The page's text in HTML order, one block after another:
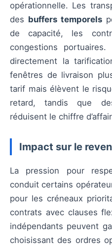
opérationnelle. Les
des buffers temporels
de capacité, les
congestions
directement la
fenêtres de livraison
tarif mais élèvent le
retard, tandis que
réduisent le chiffre
Impact sur le
La pression pour
conduit certains
pour les créneaux
contrats avec clauses
indépendants peuvent
choisissant des ordres